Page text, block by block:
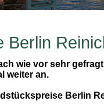
Berlin
wie vor sehr
weiter an.
Berlin